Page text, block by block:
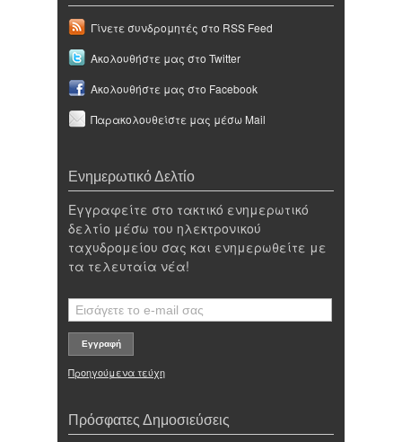
Γίνετε συνδρομητές στο RSS Feed
Ακολουθήστε μας στο Twitter
Ακολουθήστε μας στο Facebook
Παρακολουθείστε μας μέσω Mail
Ενημερωτικό Δελτίο
Εγγραφείτε στο τακτικό ενημερωτικό
δελτίο μέσω του ηλεκτρονικού
ταχυδρομείου σας και ενημερωθείτε με
τα τελευταία νέα!
Προηγούμενα τεύχη
Πρόσφατες Δημοσιεύσεις